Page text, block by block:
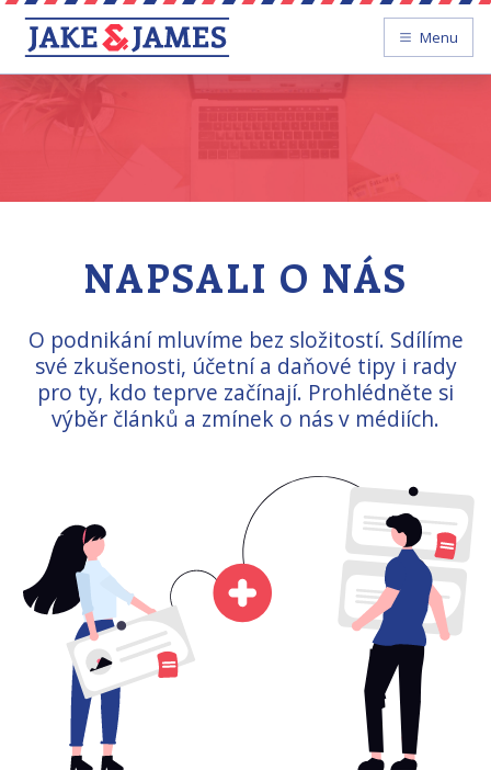
Menu
NAPSALI O NÁS
O podnikání mluvíme bez složitostí. Sdílíme
své zkušenosti, účetní a daňové tipy i rady
pro ty, kdo teprve začínají. Prohlédněte si
výběr článků a zmínek o nás v médiích.